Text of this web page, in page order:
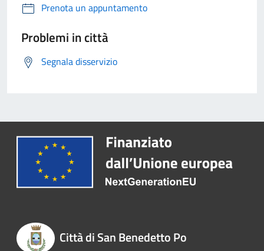
Prenota un appuntamento
Problemi in città
Segnala disservizio
Città di San Benedetto Po